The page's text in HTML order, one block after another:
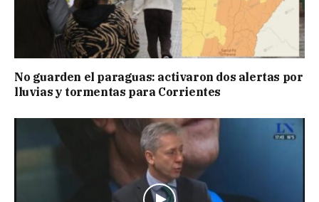
No guarden el paraguas: activaron dos alertas por
lluvias y tormentas para Corrientes